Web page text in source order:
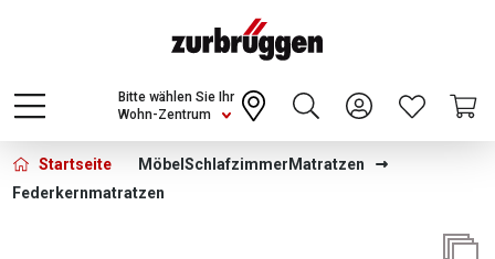
Choose a different country or region to see
content for your location and shop online
CONTINUE
Wohn-Zentrum
Bitte wählen Sie Ihr
Startseite Möbel Schlafzimmer Matratzen
Federkernmatratzen